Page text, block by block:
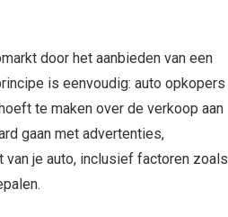
door het aanbieden van een
is eenvoudig: auto opkopers
te maken over de verkoop aan
gaan met advertenties,
je auto, inclusief factoren zoals